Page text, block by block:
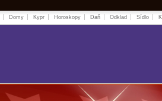
Domy Kypr Horoskopy Daň Odklad Sídlo